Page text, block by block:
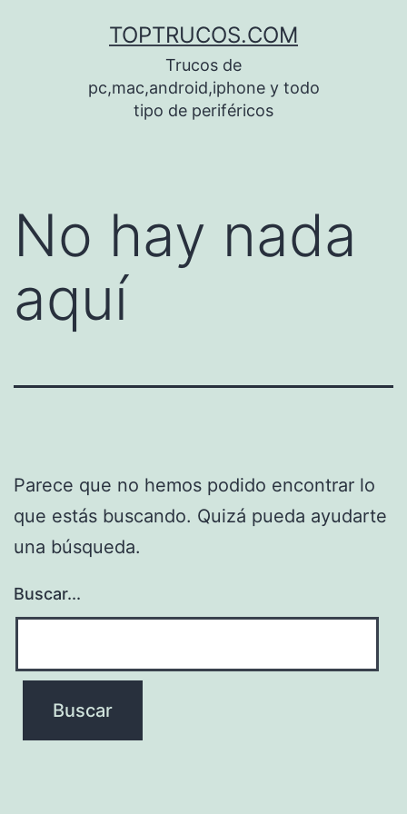
TOPTRUCOS.COM
Trucos de
pc,mac,android,iphone y todo
tipo de periféricos
No hay nada
aquí
Parece que no hemos podido encontrar lo
que estás buscando. Quizá pueda ayudarte
una búsqueda.
Buscar...